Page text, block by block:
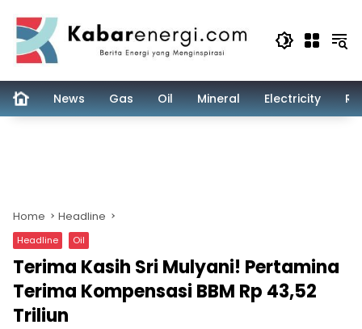
content
News Gas Oil Mineral Electricity
Home Headline
Headline Oil
Terima Kasih Sri Mulyani! Pertamina
Terima Kompensasi BBM Rp 43,52
Triliun